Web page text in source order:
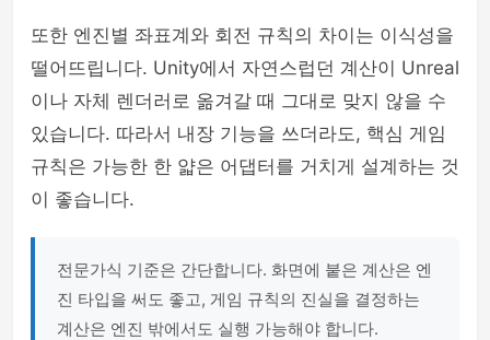
또한 엔진별 좌표계와 회전 규칙의 차이는 이식성을
떨어뜨립니다. Unity에서 자연스럽던 계산이 Unreal
이나 자체 렌더러로 옮겨갈 때 그대로 맞지 않을 수
있습니다. 따라서 내장 기능을 쓰더라도, 핵심 게임
규칙은 가능한 한 얇은 어댑터를 거치게 설계하는 것
이 좋습니다.
전문가식 기준은 간단합니다. 화면에 붙은 계산은 엔
진 타입을 써도 좋고, 게임 규칙의 진실을 결정하는
계산은 엔진 밖에서도 실행 가능해야 합니다.